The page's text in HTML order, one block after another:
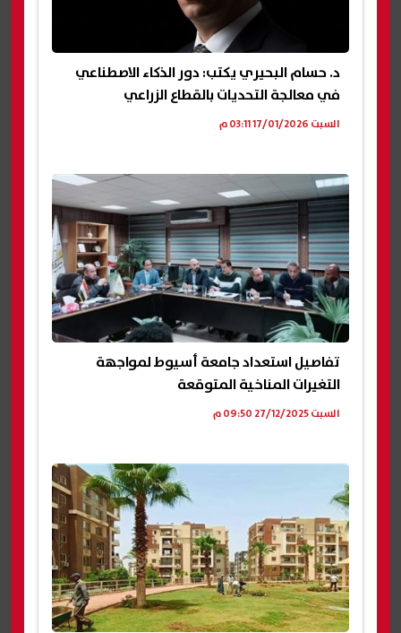
د. حسام البحيري يكتب: دور الذكاء الاصطناعي
في معالجة التحديات بالقطاع الزراعي
السبت 17/01/2026 03:11 م
تفاصيل استعداد جامعة أسيوط لمواجهة
التغيرات المناخية المتوقعة
السبت 27/12/2025 09:50 م